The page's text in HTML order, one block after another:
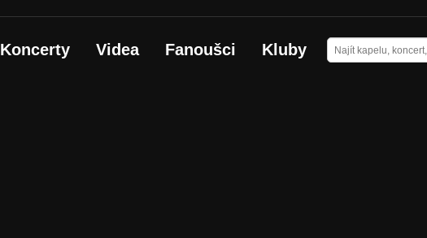
Koncerty Videa Fanoušci Kluby